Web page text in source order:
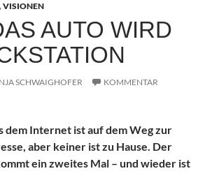
,VISIONEN
AUTO WIRD
SCHWAIGHOFER
KOMMENTAR
dem Internet ist auf dem Weg zur
aber keiner ist zu Hause. Der
ein zweites Mal – und wieder ist